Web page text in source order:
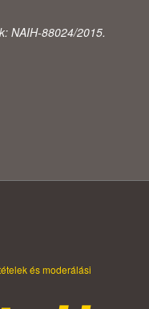
NAIH-88024/2015.
és moderálási